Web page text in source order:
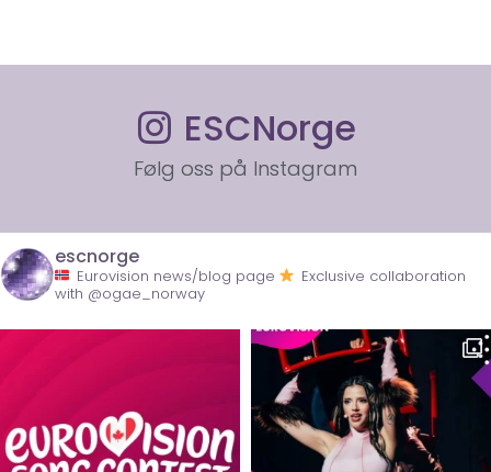
ESCNorge
Følg oss på Instagram
escnorge
Eurovision news/blog page
Exclusive collaboration
with @ogae_norway